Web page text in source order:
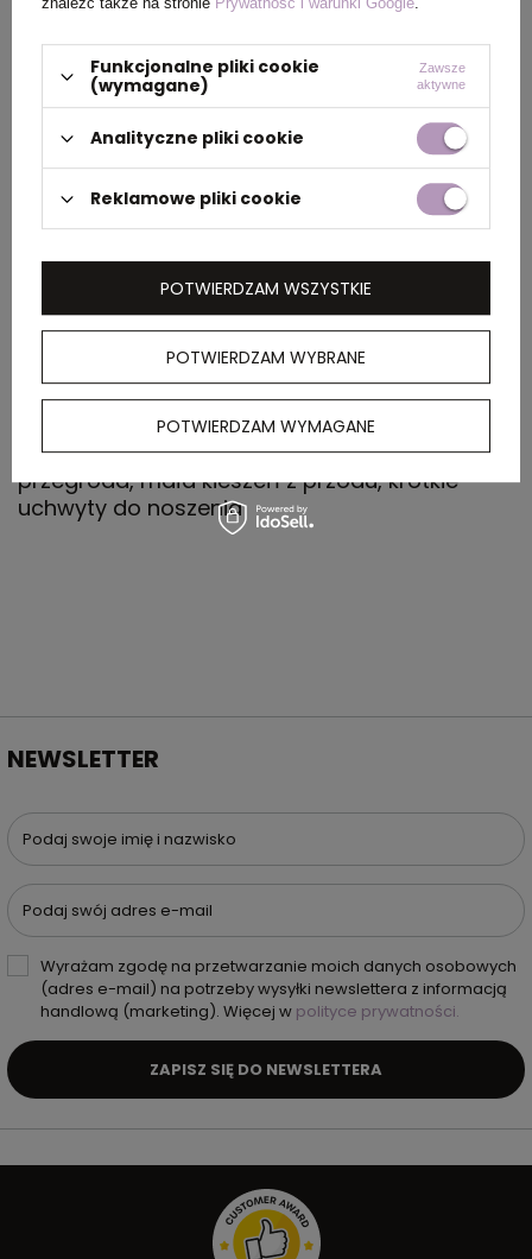
produktu
PAKOWANIE
zewnętrznego
OPIS
Torba termoizolacyjna, duża głowna
przegroda, mała kieszeń z przodu, krótkie
uchwyty do noszenia
NEWSLETTER
Podaj swoje imię i nazwisko
Podaj swój adres e-mail
Wyrażam zgodę na przetwarzanie moich danych osobowych
(adres e-mail) na potrzeby wysyłki newslettera z informacją
handlową (marketing). Więcej w polityce prywatności.
ZAPISZ SIĘ DO NEWSLETTERA
Funkcjonalne pliki cookie
(wymagane)
Zawsze
aktywne
Analityczne pliki cookie
Reklamowe pliki cookie
POTWIERDZAM WYBRANE
POTWIERDZAM WYMAGANE
POTWIERDZAM WSZYSTKIE